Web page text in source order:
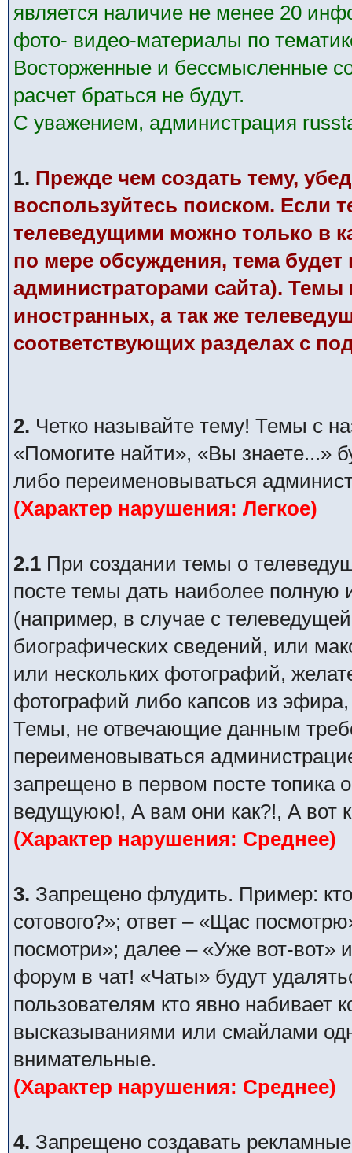
является наличие не менее 20
фото- видео-материалы по
Восторженные и бессмысленные
расчет браться не будут.
С уважением, администрация
1. Прежде чем создать тему,
воспользуйтесь поиском. Если
телеведущими можно только в
по мере обсуждения, тема
администраторами сайта). Темы
иностранных, а так же
соответствующих разделах с
2. Четко называйте тему! Темы с
«Помогите найти», «Вы знаете...»
либо переименовываться
(Характер нарушения: Легкое)
2.1 При создании темы о
посте темы дать наиболее
(например, в случае с
биографических сведений, или
или нескольких фотографий,
фотографий либо капсов из
Темы, не отвечающие данным
переименовываться
запрещено в первом посте топика
ведущуюю!, А вам они как?!, А вот
(Характер нарушения: Среднее)
3. Запрещено флудить. Пример:
сотового?»; ответ – «Щас
посмотри»; далее – «Уже вот-вот»
форум в чат! «Чаты» будут
пользователям кто явно набивает
высказываниями или смайлами
внимательные.
(Характер нарушения: Среднее)
4. Запрещено создавать